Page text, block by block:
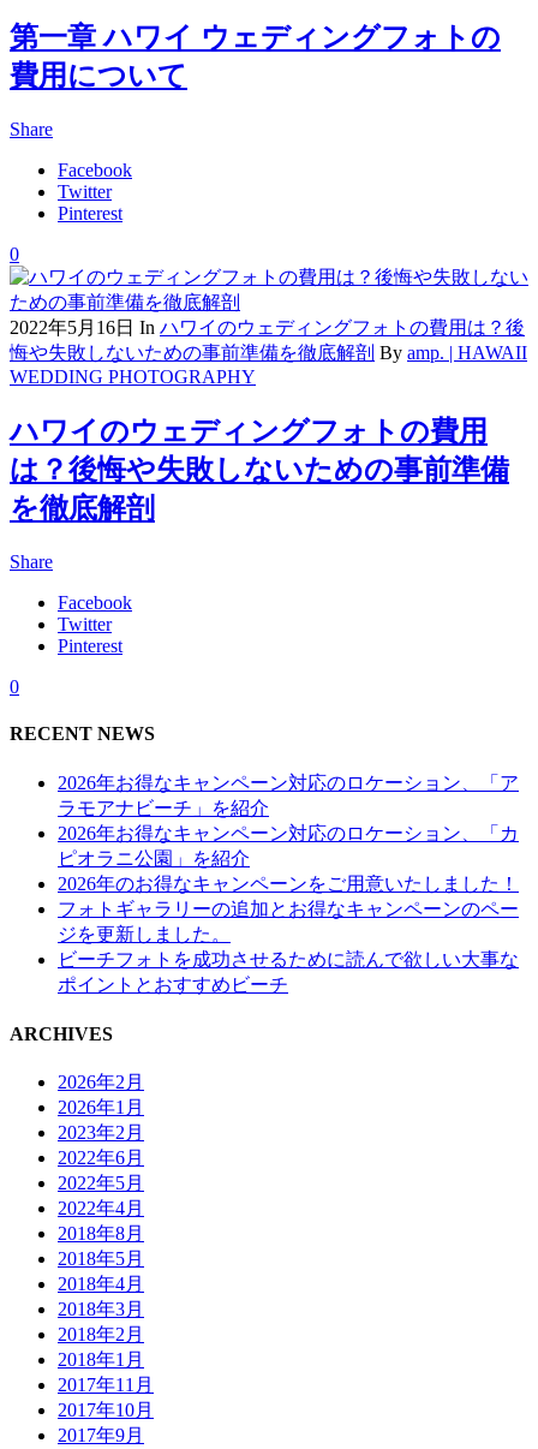
第一章 ハワイ ウェディングフォトの
費用について
Share
Facebook
Twitter
Pinterest
0
2022年5月16日 In ハワイのウェディングフォトの費用は？後
悔や失敗しないための事前準備を徹底解剖 By amp. | HAWAII
WEDDING PHOTOGRAPHY
ハワイのウェディングフォトの費用
は？後悔や失敗しないための事前準備
を徹底解剖
Share
Facebook
Twitter
Pinterest
0
RECENT NEWS
2026年お得なキャンペーン対応のロケーション、「ア
ラモアナビーチ」を紹介
2026年お得なキャンペーン対応のロケーション、「カ
ピオラニ公園」を紹介
2026年のお得なキャンペーンをご用意いたしました！
フォトギャラリーの追加とお得なキャンペーンのペー
ジを更新しました。
ビーチフォトを成功させるために読んで欲しい大事な
ポイントとおすすめビーチ
ARCHIVES
2026年2月
2026年1月
2023年2月
2022年6月
2022年5月
2022年4月
2018年8月
2018年5月
2018年4月
2018年3月
2018年2月
2018年1月
2017年11月
2017年10月
2017年9月